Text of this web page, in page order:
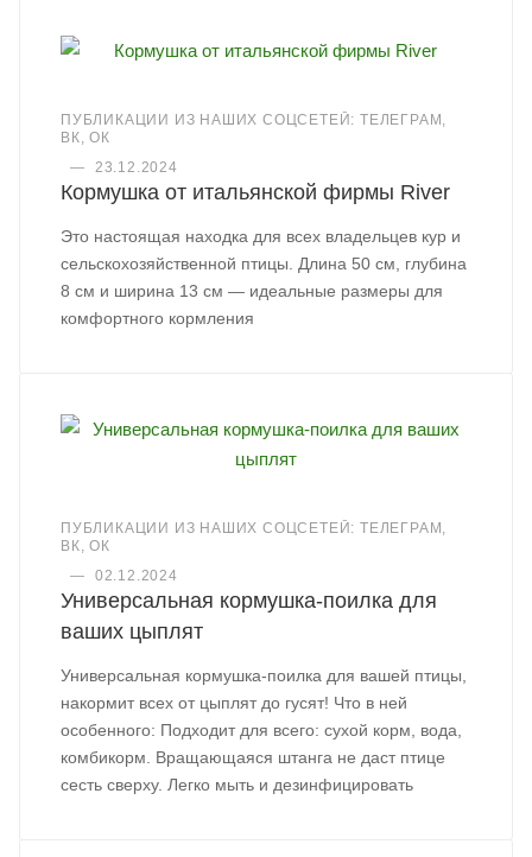
ПУБЛИКАЦИИ ИЗ НАШИХ СОЦСЕТЕЙ: ТЕЛЕГРАМ,
ВК, ОК
—
23.12.2024
Кормушка от итальянской фирмы River
Это настоящая находка для всех владельцев кур и
сельскохозяйственной птицы. Длина 50 см, глубина
8 см и ширина 13 см — идеальные размеры для
комфортного кормления
ПУБЛИКАЦИИ ИЗ НАШИХ СОЦСЕТЕЙ: ТЕЛЕГРАМ,
ВК, ОК
—
02.12.2024
Универсальная кормушка-поилка для
ваших цыплят
Универсальная кормушка-поилка для вашей птицы,
накормит всех от цыплят до гусят! Что в ней
особенного: Подходит для всего: сухой корм, вода,
комбикорм. Вращающаяся штанга не даст птице
сесть сверху. Легко мыть и дезинфицировать